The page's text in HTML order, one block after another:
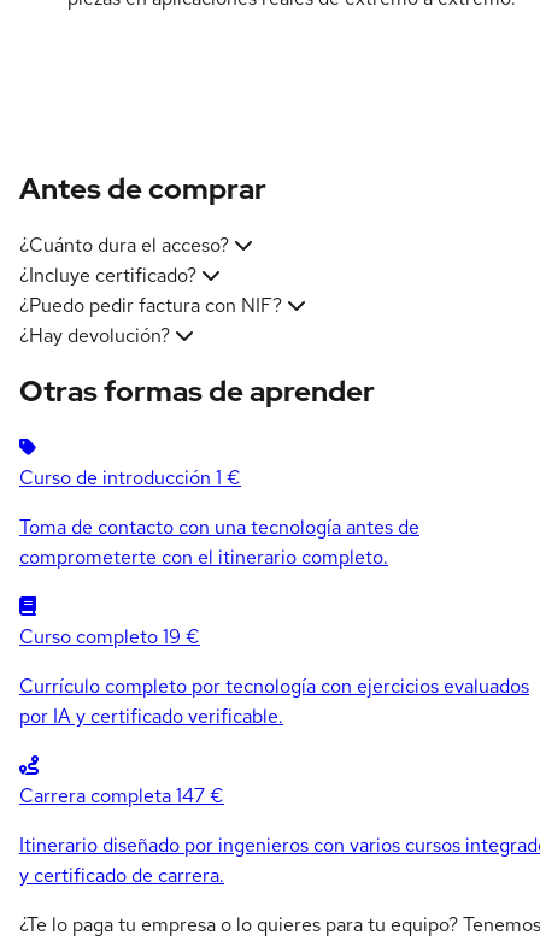
Antes de comprar
¿Cuánto dura el acceso?
¿Incluye certificado?
¿Puedo pedir factura con NIF?
¿Hay devolución?
Otras formas de aprender
Curso de introducción 1 €
Toma de contacto con una tecnología antes de
comprometerte con el itinerario completo.
Curso completo19 €
Currículo completo por tecnología con ejercicios evaluados
por IA y certificado verificable.
Carrera completa147 €
Itinerario diseñado por ingenieros con varios cursos
y certificado de carrera.
¿Te lo paga tu empresa o lo quieres para tu equipo? Tenemos